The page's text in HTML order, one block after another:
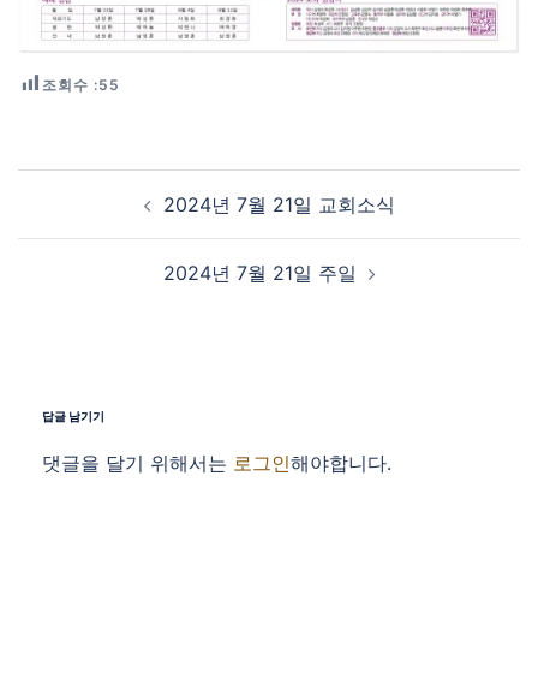
조회수 :55
Post navigation
2024년 7월 21일 교회소식
2024년 7월 21일 주일
답글 남기기
댓글을 달기 위해서는 로그인해야합니다.